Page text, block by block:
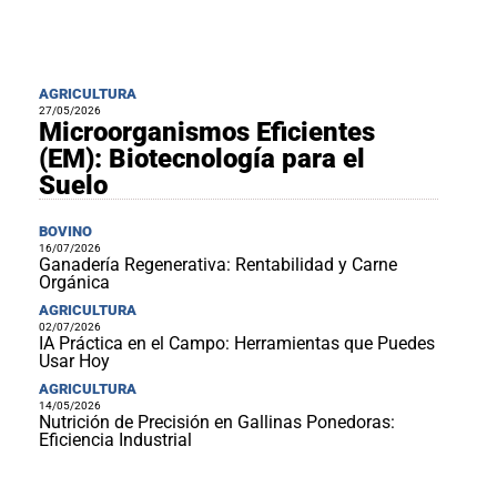
AGRICULTURA
27/05/2026
Microorganismos Eficientes
(EM): Biotecnología para el
Suelo
BOVINO
16/07/2026
Ganadería Regenerativa: Rentabilidad y Carne
Orgánica
AGRICULTURA
02/07/2026
IA Práctica en el Campo: Herramientas que Puedes
Usar Hoy
AGRICULTURA
14/05/2026
Nutrición de Precisión en Gallinas Ponedoras:
Eficiencia Industrial